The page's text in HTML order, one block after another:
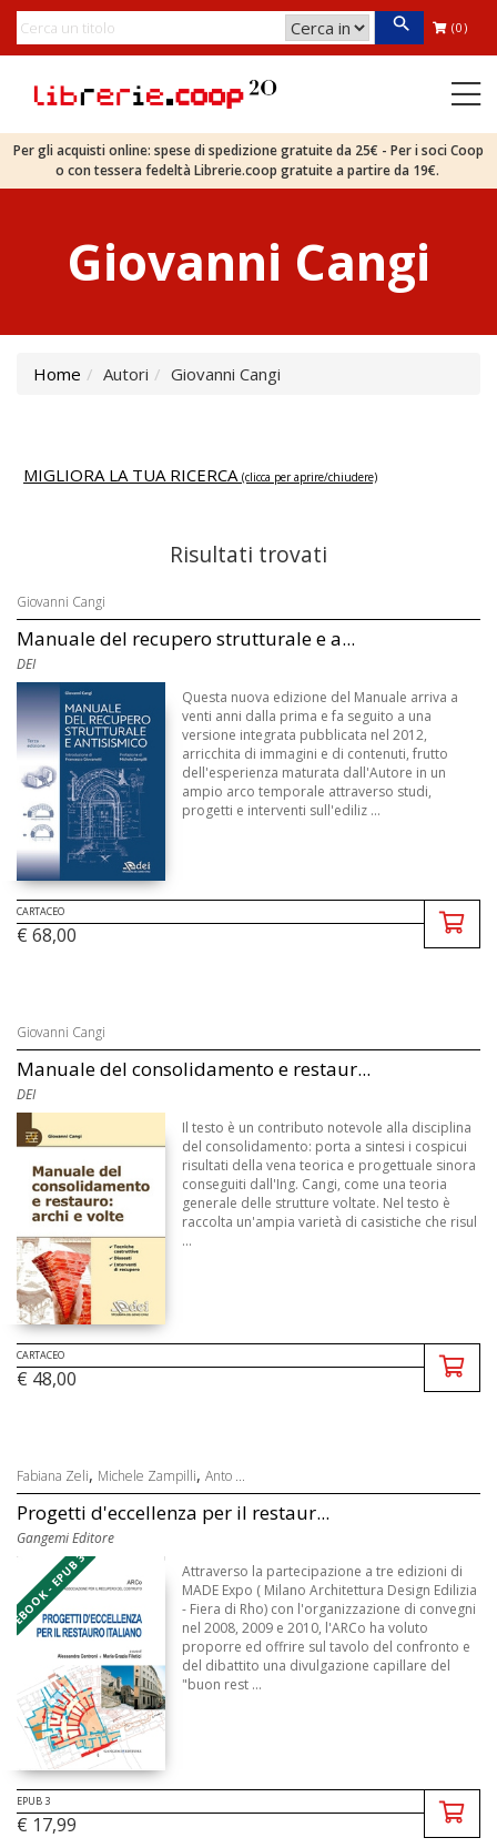
(0)
Per gli acquisti online: spese di spedizione gratuite da 25€ - Per i soci Coop
o con tessera fedeltà Librerie.coop gratuite a partire da 19€.
Giovanni Cangi
Home Autori Giovanni Cangi
MIGLIORA LA TUA RICERCA (clicca per aprire/chiudere)
Risultati trovati
Giovanni Cangi
Manuale del recupero strutturale e a...
DEI
Questa nuova edizione del Manuale arriva a
venti anni dalla prima e fa seguito a una
versione integrata pubblicata nel 2012,
arricchita di immagini e di contenuti, frutto
dell'esperienza maturata dall'Autore in un
ampio arco temporale attraverso studi,
progetti e interventi sull'ediliz ...
CARTACEO
€ 68,00
Giovanni Cangi
Manuale del consolidamento e restaur...
DEI
Il testo è un contributo notevole alla disciplina
del consolidamento: porta a sintesi i cospicui
risultati della vena teorica e progettuale sinora
conseguiti dall'Ing. Cangi, come una teoria
generale delle strutture voltate. Nel testo è
raccolta un'ampia varietà di casistiche che risul
...
CARTACEO
€ 48,00
Fabiana Zeli, Michele Zampilli, Anto ...
Progetti d'eccellenza per il restaur...
Gangemi Editore
EBOOK - EPUB 3
Attraverso la partecipazione a tre edizioni di
MADE Expo ( Milano Architettura Design Edilizia
- Fiera di Rho) con l'organizzazione di convegni
nel 2008, 2009 e 2010, l'ARCo ha voluto
proporre ed offrire sul tavolo del confronto e
del dibattito una divulgazione capillare del
"buon rest ...
EPUB 3
€ 17,99